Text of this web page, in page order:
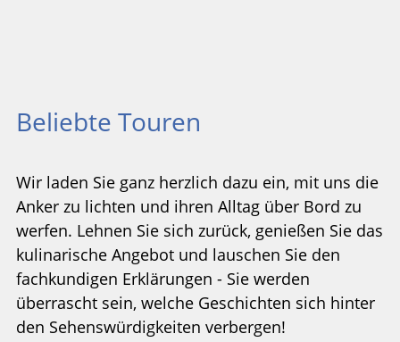
Beliebte Touren
Wir laden Sie ganz herzlich dazu ein, mit uns die
Anker zu lichten und ihren Alltag über Bord zu
werfen. Lehnen Sie sich zurück, genießen Sie das
kulinarische Angebot und lauschen Sie den
fachkundigen Erklärungen - Sie werden
überrascht sein, welche Geschichten sich hinter
den Sehenswürdigkeiten verbergen!